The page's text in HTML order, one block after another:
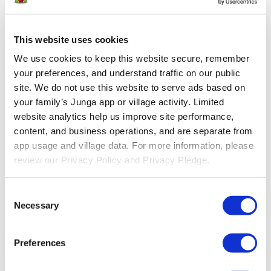
This website uses cookies
We use cookies to keep this website secure, remember
your preferences, and understand traffic on our public
site. We do not use this website to serve ads based on
your family’s Junga app or village activity. Limited
website analytics help us improve site performance,
content, and business operations, and are separate from
app usage and village data. For more information, please
review our Privacy Policy and Privacy Pledge.
Selection
Necessary
Preferences
familias a conectarse y celebrar el aprendizaje en el salón de clases.
Junga contra LiveSchoolLiveSchool permite a las escuelas
alumnos y crear una cultura escolar positiva.
Regresar
Acerca De
Acerca De Junga
Nuestra HistoriaConoce los orígenes de Junga y descubre
nuestros objetivos al crear esta plataforma única.
Historias De
ÉxitoLee sobre el éxito de otros miembros de la comunidad como
Nuestra Comunidad
Selfie Con Junga
Crea una selfie con Junga para compartirla con
tu comunidad.
Descubre qué hace que nuestra
Regresar